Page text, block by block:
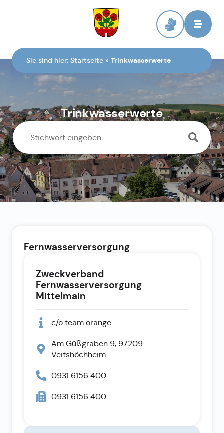
Sie sind hier: Startseite » Trinkwasserwerte
Trinkwasserwerte
Fernwasserversorgung
Zweckverband
Fernwasserversorgung
Mittelmain
c/o team orange
Am Güßgraben 9, 97209
Veitshöchheim
0931 6156 400
0931 6156 400